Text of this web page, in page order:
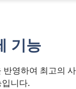
기능
영하여 최고의
니다.